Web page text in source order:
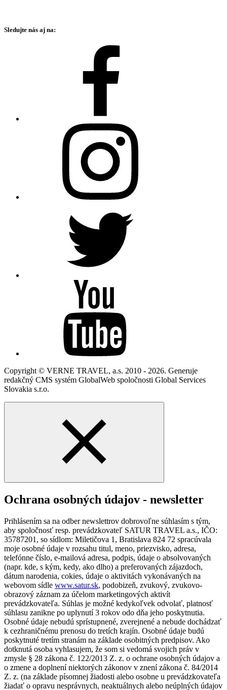
Sledujte nás aj na:
Copyright © VERNE TRAVEL, a.s. 2010 - 2026. Generuje
redakčný CMS systém GlobalWeb spoločnosti Global Services
Slovakia s.r.o.
Ochrana osobných údajov - newsletter
Prihlásením sa na odber newslettrov dobrovoľne súhlasím s tým,
aby spoločnosť resp. prevádzkovateľ SATUR TRAVEL a.s., IČO:
35787201, so sídlom: Miletičova 1, Bratislava 824 72 spracúvala
moje osobné údaje v rozsahu titul, meno, priezvisko, adresa,
telefónne číslo, e-mailová adresa, podpis, údaje o absolvovaných
(napr. kde, s kým, kedy, ako dlho) a preferovaných zájazdoch,
dátum narodenia, cokies, údaje o aktivitách vykonávaných na
webovom sídle www.satur.sk, podobizeň, zvukový, zvukovo-
obrazový záznam za účelom marketingových aktivít
prevádzkovateľa. Súhlas je možné kedykoľvek odvolať, platnosť
súhlasu zanikne po uplynutí 3 rokov odo dňa jeho poskytnutia.
Osobné údaje nebudú sprístupnené, zverejnené a nebude dochádzať
k cezhraničnému prenosu do tretích krajín. Osobné údaje budú
poskytnuté tretím stranám na základe osobitných predpisov. Ako
dotknutá osoba vyhlasujem, že som si vedomá svojich práv v
zmysle § 28 zákona č. 122/2013 Z. z. o ochrane osobných údajov a
o zmene a doplnení niektorých zákonov v znení zákona č. 84/2014
Z. z. (na základe písomnej žiadosti alebo osobne u prevádzkovateľa
žiadať o opravu nesprávnych, neaktuálnych alebo neúplných údajov